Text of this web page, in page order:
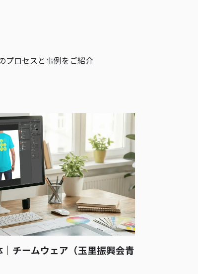
プロセスと事例をご紹介
チームウェア（玉里振興会青